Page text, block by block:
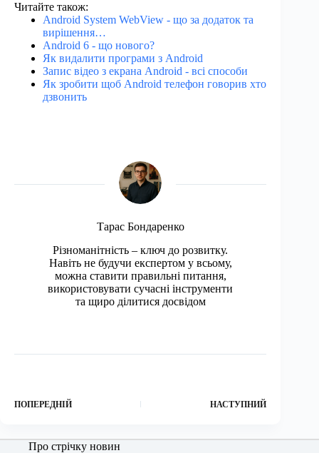
Читайте також:
Android System WebView - що за додаток та
вирішення…
Android 6 - що нового?
Як видалити програми з Android
Запис відео з екрана Android - всі способи
Як зробити щоб Android телефон говорив хто
дзвонить
Тарас Бондаренко
Різноманітність – ключ до розвитку.
Навіть не будучи експертом у всьому,
можна ставити правильні питання,
використовувати сучасні інструменти
та щиро ділитися досвідом
ПОПЕРЕДНІЙ НАСТУПНИЙ
Про стрічку новин